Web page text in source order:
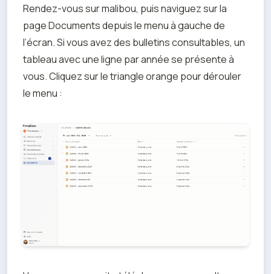
Rendez-vous sur malibou, puis naviguez sur la
page Documents depuis le menu à gauche de
l’écran. Si vous avez des bulletins consultables, un
tableau avec une ligne par année se présente à
vous. Cliquez sur le triangle orange pour dérouler
le menu :